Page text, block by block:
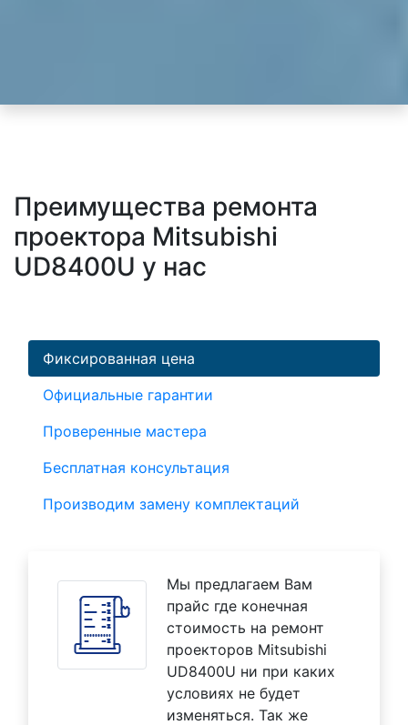
Преимущества ремонта
проектора Mitsubishi
UD8400U у нас
Фиксированная цена
Официальные гарантии
Проверенные мастера
Бесплатная консультация
Производим замену комплектаций
Мы предлагаем Вам
прайс где конечная
стоимость на ремонт
проекторов Mitsubishi
UD8400U ни при каких
условиях не будет
изменяться. Так же